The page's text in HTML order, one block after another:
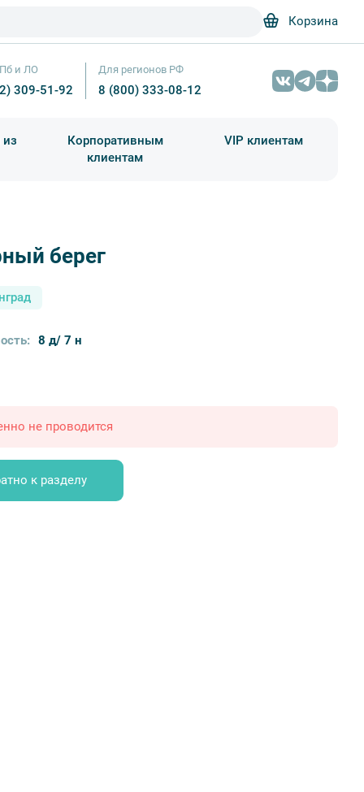
Корзина
и ЛО
309-51-92
Для регионов РФ
8 (800) 333-08-12
Корпоративным
клиентам
VIP клиентам
берегЯнтарный берег — фото №6 — Фотобанк Лори / Parmenov
8 д/ 7 н
не проводится
к разделу